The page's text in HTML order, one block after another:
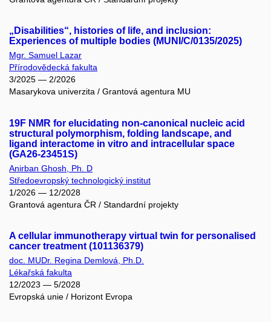
„Disabilities“, histories of life, and inclusion:
Experiences of multiple bodies (MUNI/C/0135/2025)
Mgr. Samuel Lazar
Přírodovědecká fakulta
3/2025 — 2/2026
Masarykova univerzita / Grantová agentura MU
19F NMR for elucidating non-canonical nucleic acid
structural polymorphism, folding landscape, and
ligand interactome in vitro and intracellular space
(GA26-23451S)
Anirban Ghosh, Ph. D
Středoevropský technologický institut
1/2026 — 12/2028
Grantová agentura ČR / Standardní projekty
A cellular immunotherapy virtual twin for personalised
cancer treatment (101136379)
doc. MUDr. Regina Demlová, Ph.D.
Lékařská fakulta
12/2023 — 5/2028
Evropská unie / Horizont Evropa